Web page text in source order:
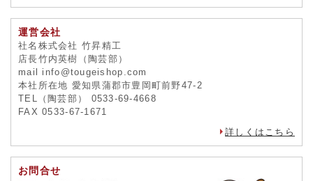
運営会社
社名株式会社 竹昇精工
店長竹内英樹（陶芸部）
mail info@tougeishop.com
本社所在地 愛知県蒲郡市豊岡町前野47-2
TEL（陶芸部） 0533-69-4668
FAX 0533-67-1671
詳しくはこちら
お問合せ